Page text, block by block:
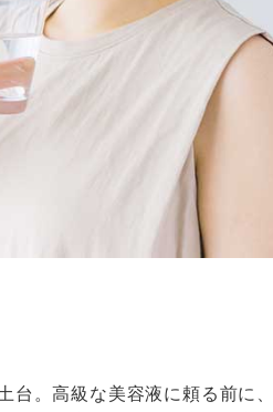
。高級な美容液に頼る前に